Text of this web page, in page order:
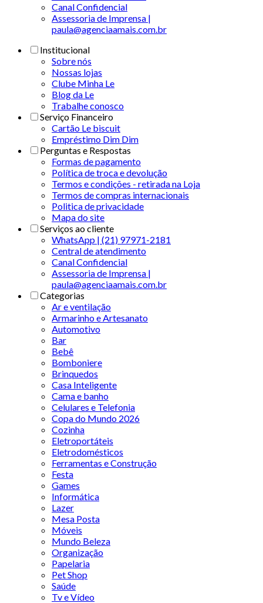
Canal Confidencial
Assessoria de Imprensa |
paula@agenciaamais.com.br
Institucional
Sobre nós
Nossas lojas
Clube Minha Le
Blog da Le
Trabalhe conosco
Serviço Financeiro
Cartão Le biscuit
Empréstimo Dim Dim
Perguntas e Respostas
Formas de pagamento
Política de troca e devolução
Termos e condições - retirada na Loja
Termos de compras internacionais
Politica de privacidade
Mapa do site
Serviços ao cliente
WhatsApp | (21) 97971-2181
Central de atendimento
Canal Confidencial
Assessoria de Imprensa |
paula@agenciaamais.com.br
Categorias
Ar e ventilação
Armarinho e Artesanato
Automotivo
Bar
Bebê
Bomboniere
Brinquedos
Casa Inteligente
Cama e banho
Celulares e Telefonia
Copa do Mundo 2026
Cozinha
Eletroportáteis
Eletrodomésticos
Ferramentas e Construção
Festa
Games
Informática
Lazer
Mesa Posta
Móveis
Mundo Beleza
Organização
Papelaria
Pet Shop
Saúde
Tv e Vídeo